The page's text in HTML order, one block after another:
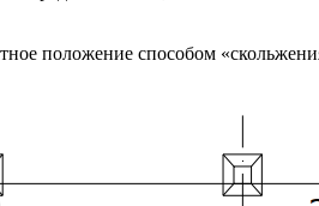
положение способом